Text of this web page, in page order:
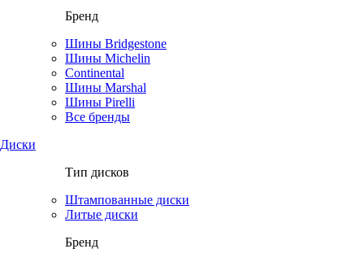
Бренд
Шины Bridgestone
Шины Michelin
Continental
Шины Marshal
Шины Pirelli
Все бренды
Диски
Тип дисков
Штампованные диски
Литые диски
Бренд